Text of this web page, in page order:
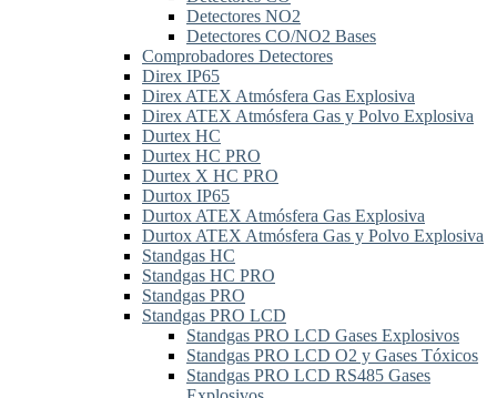
Detectores NO2
Detectores CO/NO2 Bases
Comprobadores Detectores
Direx IP65
Direx ATEX Atmósfera Gas Explosiva
Direx ATEX Atmósfera Gas y Polvo Explosiva
Durtex HC
Durtex HC PRO
Durtex X HC PRO
Durtox IP65
Durtox ATEX Atmósfera Gas Explosiva
Durtox ATEX Atmósfera Gas y Polvo Explosiva
Standgas HC
Standgas HC PRO
Standgas PRO
Standgas PRO LCD
Standgas PRO LCD Gases Explosivos
Standgas PRO LCD O2 y Gases Tóxicos
Standgas PRO LCD RS485 Gases